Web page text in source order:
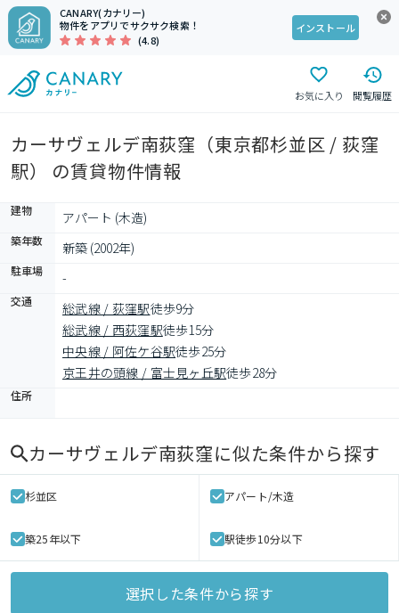
CANARY(カナリー)
物件をアプリでサクサク検索！
(4.8)
インストール
お気に入り 閲覧履歴
カーサヴェルデ南荻窪（東京都杉並区 / 荻窪
駅） の賃貸物件情報
建物 アパート (木造)
築年数 新築 (2002年)
駐車場 -
交通 総武線 / 荻窪駅徒歩9分
総武線 / 西荻窪駅徒歩15分
中央線 / 阿佐ケ谷駅徒歩25分
京王井の頭線 / 富士見ヶ丘駅徒歩28分
住所
カーサヴェルデ南荻窪に似た条件から探す
杉並区 アパート/木造
築25年以下 駅徒歩10分以下
選択した条件から探す